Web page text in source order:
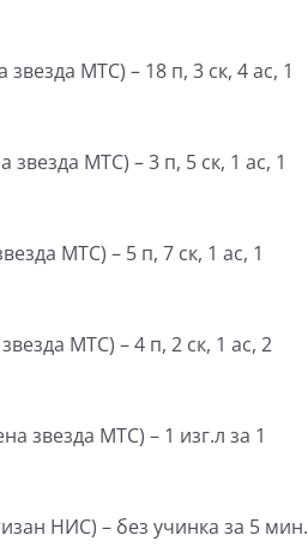
МТС) – 18 п, 3 ск, 4 ас, 1
МТС) – 3 п, 5 ск, 1 ас, 1
МТС) – 5 п, 7 ск, 1 ас, 1
МТС) – 4 п, 2 ск, 1 ас, 2
звезда МТС) – 1 изг.л за 1
НИС) – без учинка за 5 мин.